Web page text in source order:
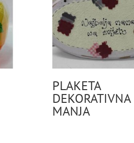
PLAKETA
DEKORATIVNA
MANJA